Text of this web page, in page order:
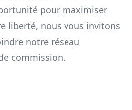
pour maximiser
liberté, nous vous invitons
notre réseau
commission.